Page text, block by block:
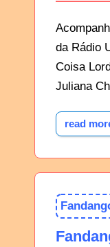
da Rádio
Coisa
Juliana
read